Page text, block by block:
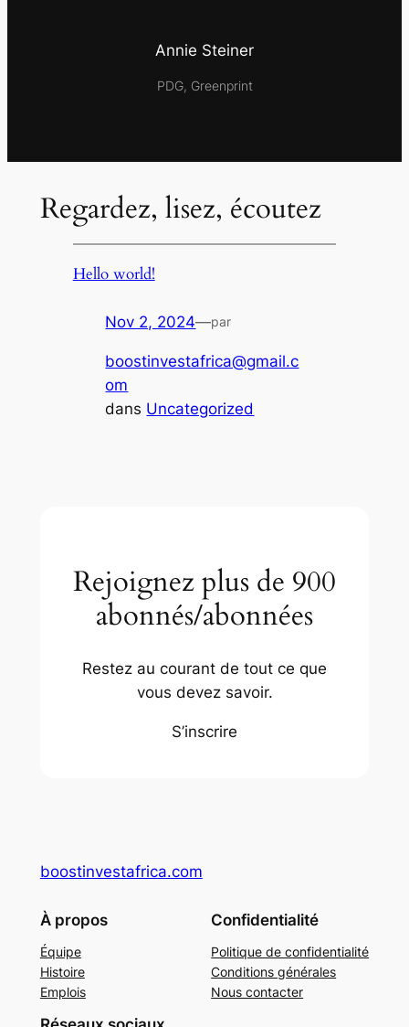
Annie Steiner
PDG, Greenprint
Regardez, lisez, écoutez
Hello world!
Nov 2, 2024—par
boostinvestafrica@gmail.c
om
dans Uncategorized
Rejoignez plus de 900
abonnés/abonnées
Restez au courant de tout ce que
vous devez savoir.
S’inscrire
boostinvestafrica.com
À propos
Équipe
Histoire
Emplois
Confidentialité
Politique de confidentialité
Conditions générales
Nous contacter